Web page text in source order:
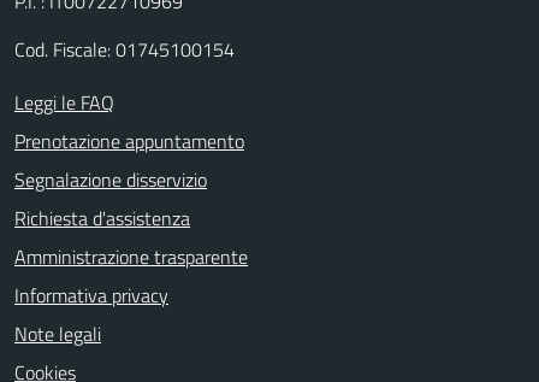
Cod. Fiscale: 01745100154
Leggi le FAQ
Prenotazione appuntamento
Segnalazione disservizio
Richiesta d'assistenza
Amministrazione trasparente
Informativa privacy
Note legali
Cookies